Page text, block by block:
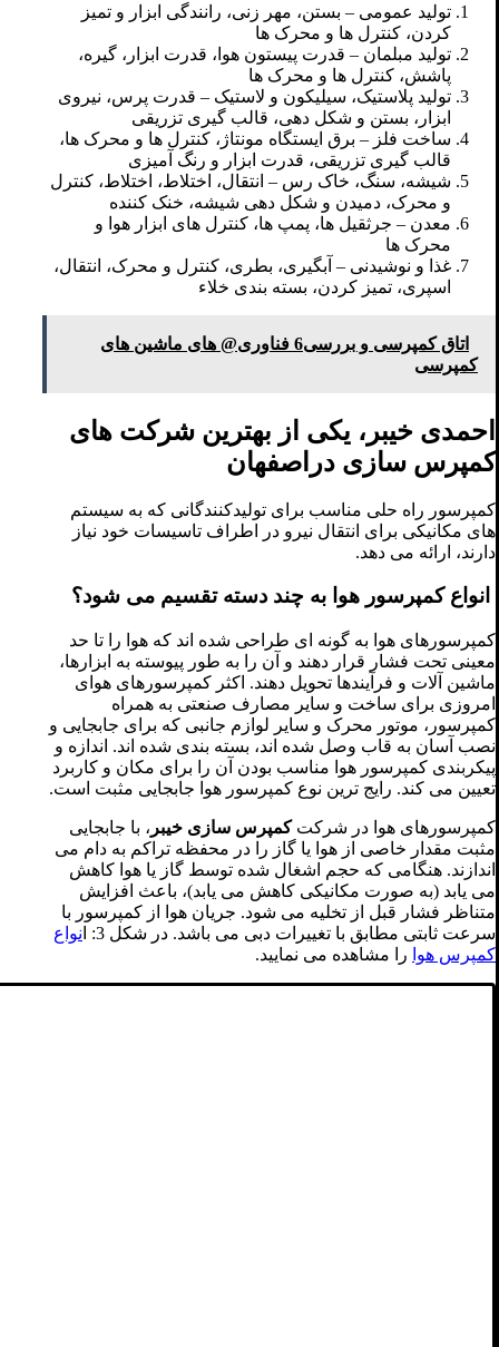
تولید عمومی – بستن، مهر زنی، رانندگی ابزار و تمیز
کردن، کنترل ها و محرک ها
تولید مبلمان – قدرت پیستون هوا، قدرت ابزار، گیره،
پاشش، کنترل ها و محرک ها
تولید پلاستیک، سیلیکون و لاستیک – قدرت پرس، نیروی
ابزار، بستن و شکل دهی، قالب گیری تزریقی
ساخت فلز – برق ایستگاه مونتاژ، کنترل ها و محرک ها،
قالب گیری تزریقی، قدرت ابزار و رنگ آمیزی
شیشه، سنگ، خاک رس – انتقال، اختلاط، اختلاط، کنترل
و محرک، دمیدن و شکل دهی شیشه، خنک کننده
معدن – جرثقیل ها، پمپ ها، کنترل های ابزار هوا و
محرک ها
غذا و نوشیدنی – آبگیری، بطری، کنترل و محرک، انتقال،
اسپری، تمیز کردن، بسته بندی خلاء
اتاق کمپرسی و بررسی6 فناوری@ های ماشین های
کمپرسی
احمدی خیبر، یکی از بهترین شرکت های
کمپرس سازی دراصفهان
کمپرسور راه حلی مناسب برای تولیدکنندگانی که به سیستم
های مکانیکی برای انتقال نیرو در اطراف تاسیسات خود نیاز
دارند، ارائه می دهد.
انواع کمپرسور هوا به چند دسته تقسیم می شود؟
کمپرسورهای هوا به گونه ای طراحی شده اند که هوا را تا حد
معینی تحت فشار قرار دهند و آن را به طور پیوسته به ابزارها،
ماشین آلات و فرآیندها تحویل دهند. اکثر کمپرسورهای هوای
امروزی برای ساخت و سایر مصارف صنعتی به همراه
کمپرسور، موتور محرک و سایر لوازم جانبی که برای جابجایی و
نصب آسان به قاب وصل شده اند، بسته بندی شده اند. اندازه و
پیکربندی کمپرسور هوا مناسب بودن آن را برای مکان و کاربرد
تعیین می کند. رایج ترین نوع کمپرسور هوا جابجایی مثبت است.
کمپرسورهای هوا در شرکتکمپرس سازی خیبر ، با جابجایی
مثبت مقدار خاصی از هوا یا گاز را در محفظه تراکم به دام می
اندازند. هنگامی که حجم اشغال شده توسط گاز یا هوا کاهش
می یابد (به صورت مکانیکی کاهش می یابد)، باعث افزایش
متناظر فشار قبل از تخلیه می شود. جریان هوا از کمپرسور با
سرعت ثابتی مطابق با تغییرات دبی می باشد. در شکل 3: ا
نواع
کمپرس هوا را مشاهده می نمایید.